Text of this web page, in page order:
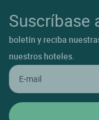
Suscríbase
boletín y reciba
nuestros hoteles.